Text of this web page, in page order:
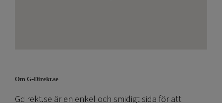
Om G-Direkt.se
Gdirekt.se är en enkel och smidigt sida för att